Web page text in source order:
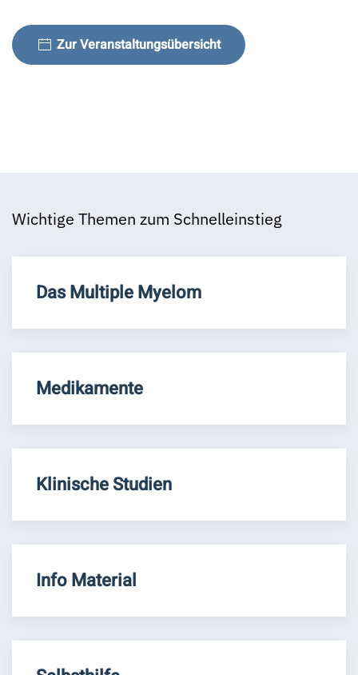
Zur Veranstaltungsübersicht
Wichtige Themen zum Schnelleinstieg
Das Multiple Myelom
Medikamente
Klinische Studien
Info Material